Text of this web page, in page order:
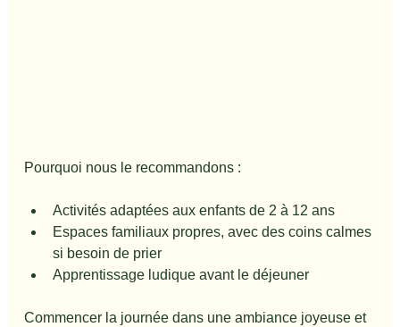
Pourquoi nous le recommandons :
Activités adaptées aux enfants de 2 à 12 ans
Espaces familiaux propres, avec des coins calmes
si besoin de prier
Apprentissage ludique avant le déjeuner
Commencer la journée dans une ambiance joyeuse et